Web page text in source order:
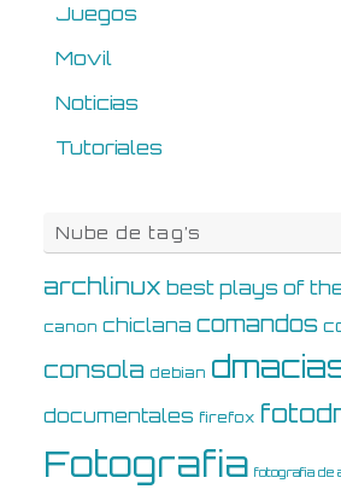
Juegos
Movil
Noticias
Tutoriales
Nube de tag’s
archlinux best plays of
canon chiclana comandos
consola debian
documentales firefox
Fotografia fotografia de